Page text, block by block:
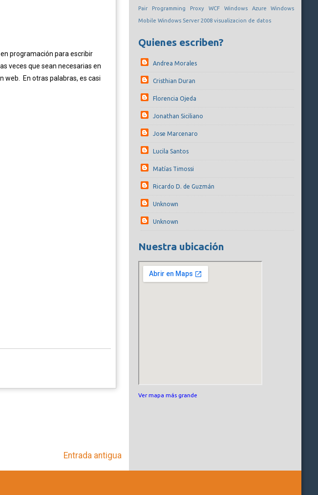
programación para escribir
veces que sean necesarias en
web. En otras palabras, es casi
Entrada antigua
Pair Programming Proxy WCF Windows AzureWindows
MobileWindows Server 2008visualizacion de datos
Quienes escriben?
Andrea Morales
Cristhian Duran
Florencia Ojeda
Jonathan Siciliano
Jose Marcenaro
Lucila Santos
Matías Timossi
Ricardo D. de Guzmán
Unknown
Unknown
Nuestra ubicación
Ver mapa más grande